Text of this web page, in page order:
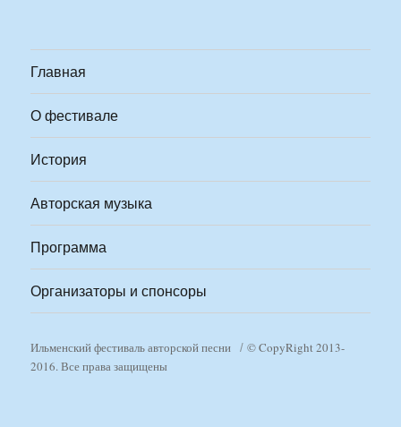
Главная
О фестивале
История
Авторская музыка
Программа
Организаторы и спонсоры
Ильменский фестиваль авторской песни
© CopyRight 2013-
2016. Все права защищены